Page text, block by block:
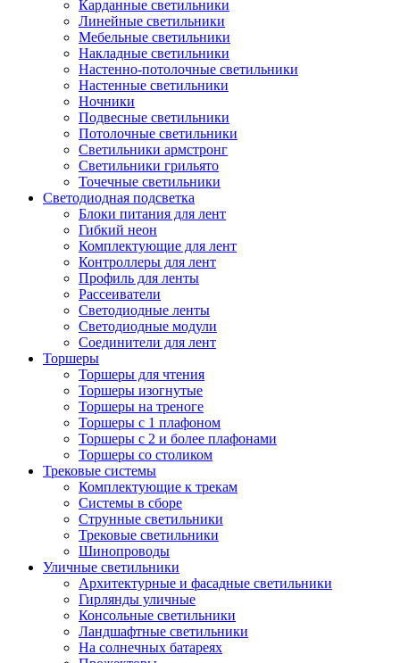
Карданные светильники
Линейные светильники
Мебельные светильники
Накладные светильники
Настенно-потолочные светильники
Настенные светильники
Ночники
Подвесные светильники
Потолочные светильники
Светильники армстронг
Светильники грильято
Точечные светильники
Светодиодная подсветка
Блоки питания для лент
Гибкий неон
Комплектующие для лент
Контроллеры для лент
Профиль для ленты
Рассеиватели
Светодиодные ленты
Светодиодные модули
Соединители для лент
Торшеры
Торшеры для чтения
Торшеры изогнутые
Торшеры на треноге
Торшеры с 1 плафоном
Торшеры с 2 и более плафонами
Торшеры со столиком
Трековые системы
Комплектующие к трекам
Системы в сборе
Струнные светильники
Трековые светильники
Шинопроводы
Уличные светильники
Архитектурные и фасадные светильники
Гирлянды уличные
Консольные светильники
Ландшафтные светильники
На солнечных батареях